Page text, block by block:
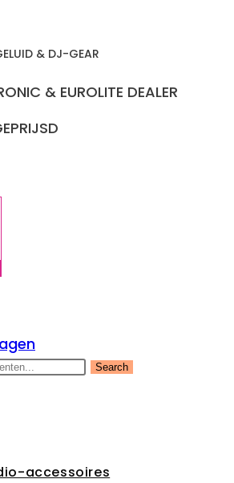
& DJ-GEAR
& EUROLITE DEALER
Search
accessoires